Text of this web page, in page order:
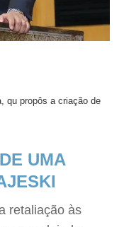
qu propôs a criação de
UMA
retaliação às